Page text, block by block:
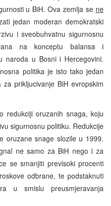
u BiH. Ova zemlja se ne
jedan moderan demokratski
i sveobuhvatnu sigurnosnu
na konceptu balansa i
naroda u Bosni i Hercegovini.
politika je isto tako jedan
prikljucivanje BiH evropskim
redukciji oruzanih snaga, koju
sigurnosnu politiku. Redukcije
oruzane snage slozile u 1999.
ne samo za BiH nego i za
se smanjiti previsoki procenti
odbrane, te podstaknuti
u smislu preusmjeravanja